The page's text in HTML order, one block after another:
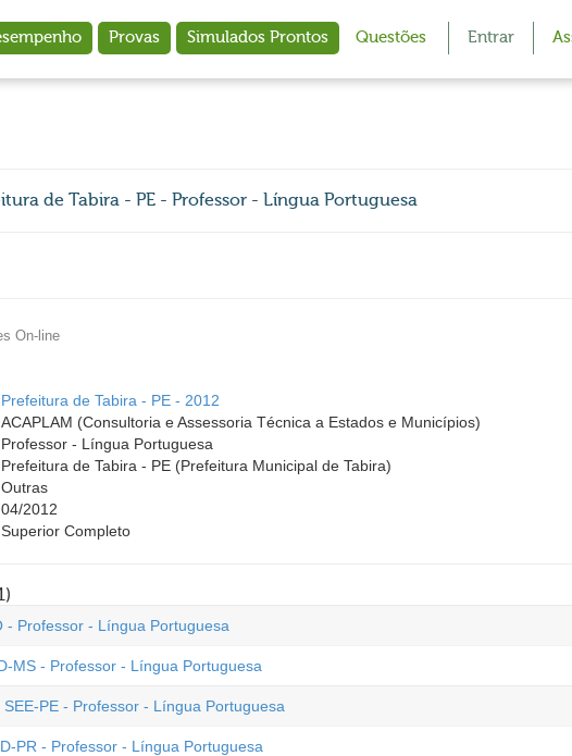
Provas Simulados Prontos Questões Entrar
de Tabira - PE - Professor - Língua Portuguesa
On-line
Prefeitura de Tabira - PE - 2012
ACAPLAM (Consultoria e Assessoria Técnica a Estados e Municípios)
Professor - Língua Portuguesa
Prefeitura de Tabira - PE (Prefeitura Municipal de Tabira)
Outras
04/2012
Superior Completo
- Professor - Língua Portuguesa
MS - Professor - Língua Portuguesa
PE - Professor - Língua Portuguesa
PR - Professor - Língua Portuguesa